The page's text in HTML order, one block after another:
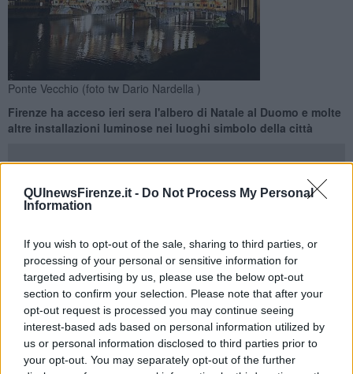
QUInewsFirenze.it - Do Not Process My Personal
Information
If you wish to opt-out of the sale, sharing to third parties, or
processing of your personal or sensitive information for
targeted advertising by us, please use the below opt-out
section to confirm your selection. Please note that after your
opt-out request is processed you may continue seeing
interest-based ads based on personal information utilized by
us or personal information disclosed to third parties prior to
your opt-out. You may separately opt-out of the further
Ponte Vecchio (foto tw Dario Nardella )
Firenze ha acceso ieri sera l'albero di Natale al Duomo e molte
altre installazioni luminose nei luoghi simbolo della città
è stato acceso l'albero di Natale alDuomo, come da tradizione, ma
la città è stata vestita di luci in molti altri luoghi simbolici.
Uno tra gli altriSanta Maria Novella, con un albero che ha
riscosso successo per la sua particolarità. Luci anche suPonte
Vecchio.